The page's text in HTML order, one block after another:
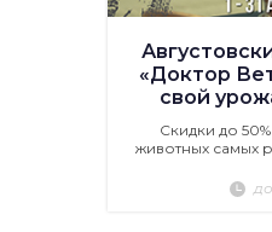
«Доктор
свой
Скидки до
животных самых